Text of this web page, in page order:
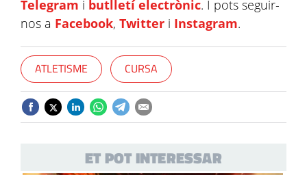
Telegram i butlletí electrònic. I pots seguir-
nos a Facebook, Twitter i Instagram.
ATLETISME CURSA
ET POT INTERESSAR